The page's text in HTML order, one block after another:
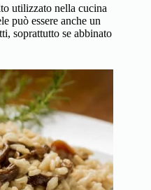
utilizzato nella cucina
può essere anche un
soprattutto se abbinato